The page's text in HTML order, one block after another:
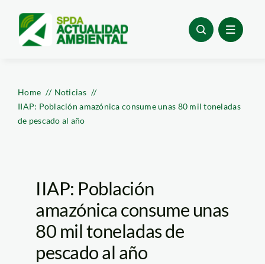
content
Home
Noticias
IIAP: Población amazónica consume unas 80 mil toneladas
de pescado al año
IIAP: Población
amazónica consume unas
80 mil toneladas de
pescado al año